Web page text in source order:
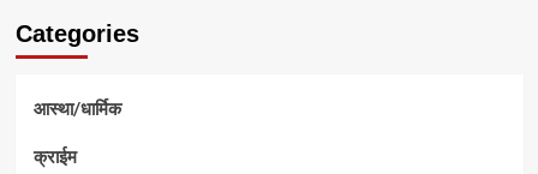
Categories
आस्था/धार्मिक
क्राईम